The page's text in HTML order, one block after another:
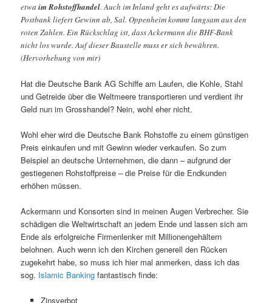
etwaim Rohstoffhandel. Auch im Inland geht es aufwärts: Die
Postbank liefert Gewinn ab, Sal. Oppenheim kommt langsam aus den
roten Zahlen. Ein Rückschlag ist, dass Ackermann die BHF-Bank
nicht los wurde. Auf dieser Baustelle muss er sich bewähren.
(Hervorhebung von mir)
Hat die Deutsche Bank AG Schiffe am Laufen, die Kohle, Stahl
und Getreide über die Weltmeere transportieren und verdient ihr
Geld nun im Grosshandel? Nein, wohl eher nicht.
Wohl eher wird die Deutsche Bank Rohstoffe zu einem günstigen
Preis einkaufen und mit Gewinn wieder verkaufen. So zum
Beispiel an deutsche Unternehmen, die dann – aufgrund der
gestiegenen Rohstoffpreise – die Preise für die Endkunden
erhöhen müssen.
Ackermann und Konsorten sind in meinen Augen Verbrecher. Sie
schädigen die Weltwirtschaft an jedem Ende und lassen sich am
Ende als erfolgreiche Firmenlenker mit Millionengehältern
belohnen. Auch wenn ich den Kirchen generell den Rücken
zugekehrt habe, so muss ich hier mal anmerken, dass ich das
sog. Islamic Banking fantastisch finde:
Zinsverbot